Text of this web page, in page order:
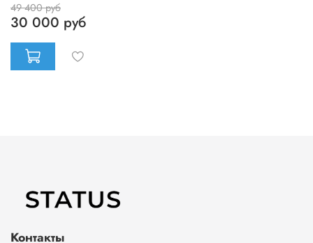
49 400 руб
30 000 руб
Контакты